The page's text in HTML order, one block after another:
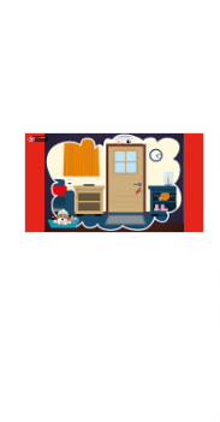
Luister